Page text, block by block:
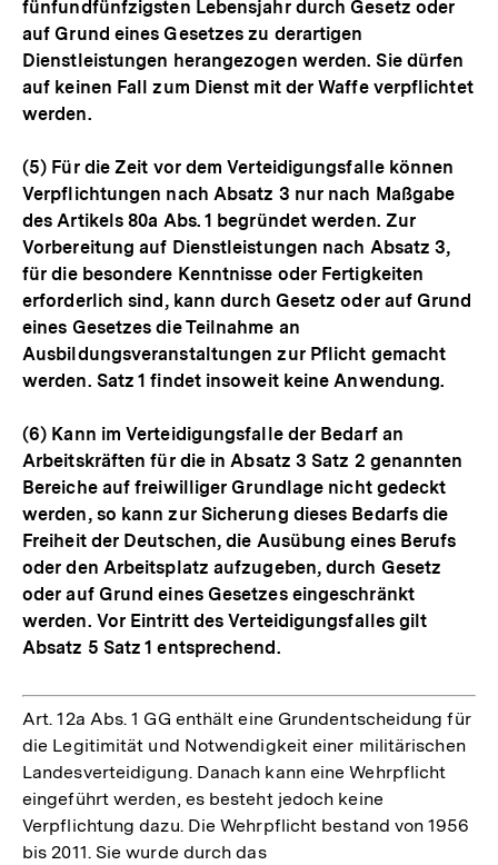
fünfundfünfzigsten Lebensjahr durch Gesetz oder
auf Grund eines Gesetzes zu derartigen
Dienstleistungen herangezogen werden. Sie dürfen
auf keinen Fall zum Dienst mit der Waffe verpflichtet
werden.
(5) Für die Zeit vor dem Verteidigungsfalle können
Verpflichtungen nach Absatz 3 nur nach Maßgabe
des Artikels 80a Abs. 1 begründet werden. Zur
Vorbereitung auf Dienstleistungen nach Absatz 3,
für die besondere Kenntnisse oder Fertigkeiten
erforderlich sind, kann durch Gesetz oder auf Grund
eines Gesetzes die Teilnahme an
Ausbildungsveranstaltungen zur Pflicht gemacht
werden. Satz 1 findet insoweit keine Anwendung.
(6) Kann im Verteidigungsfalle der Bedarf an
Arbeitskräften für die in Absatz 3 Satz 2 genannten
Bereiche auf freiwilliger Grundlage nicht gedeckt
werden, so kann zur Sicherung dieses Bedarfs die
Freiheit der Deutschen, die Ausübung eines Berufs
oder den Arbeitsplatz aufzugeben, durch Gesetz
oder auf Grund eines Gesetzes eingeschränkt
werden. Vor Eintritt des Verteidigungsfalles gilt
Absatz 5 Satz 1 entsprechend.
Art. 12a Abs. 1 GG enthält eine Grundentscheidung für
die Legitimität und Notwendigkeit einer militärischen
Landesverteidigung. Danach kann eine Wehrpflicht
eingeführt werden, es besteht jedoch keine
Verpflichtung dazu. Die Wehrpflicht bestand von 1956
bis 2011. Sie wurde durch das